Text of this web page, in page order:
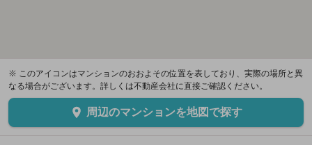
※ このアイコンはマンションのおおよその位置を表しており、実際の場所と異
なる場合がございます。詳しくは不動産会社に直接ご確認ください。
周辺のマンションを地図で探す